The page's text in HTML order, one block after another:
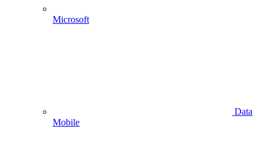
Microsoft
Data
Mobile